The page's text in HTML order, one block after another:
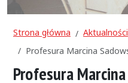
Strona główna
Aktualności
Profesura Marcina
Profesura